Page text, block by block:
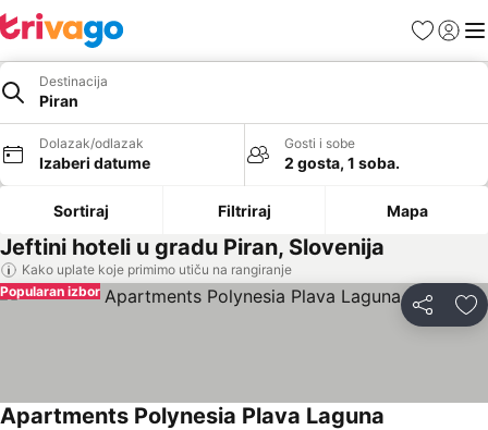
FavoritiPrijavi
Destinacija
Piran
Dolazak/odlazak
Izaberi datume
Gosti i sobe
2 gosta, 1 soba.
Sortiraj Filtriraj Mapa
Jeftini hoteli u gradu Piran, Slovenija
Kako uplate koje primimo utiču na rangiranje
Deli
Popularan izbor
Apartments Polynesia Plava Laguna